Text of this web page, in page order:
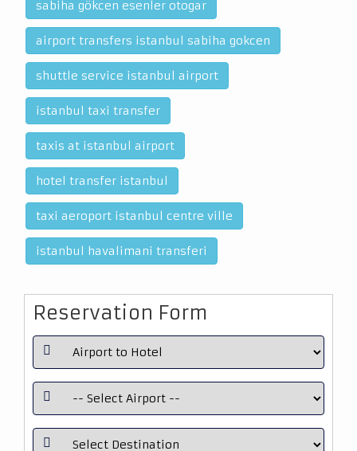
sabiha gökcen esenler otogar
airport transfers istanbul sabiha gokcen
shuttle service istanbul airport
istanbul taxi transfer
taxis at istanbul airport
hotel transfer istanbul
taxi aeroport istanbul centre ville
istanbul havalimani transferi
Reservation Form